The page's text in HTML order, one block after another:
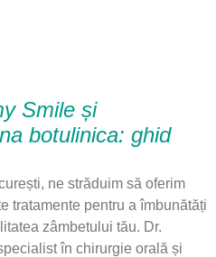
Smile și
botulinica: ghid
ne străduim să oferim
tratamente pentru a îmbunătăți
zâmbetului tău. Dr.
în chirurgie orală și